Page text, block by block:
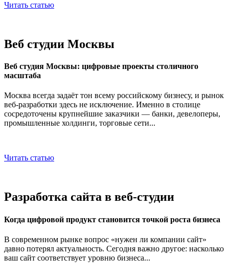
Читать статью
Веб студии Москвы
Веб студия Москвы: цифровые проекты столичного
масштаба
Москва всегда задаёт тон всему российскому бизнесу, и рынок
веб-разработки здесь не исключение. Именно в столице
сосредоточены крупнейшие заказчики — банки, девелоперы,
промышленные холдинги, торговые сети...
Читать статью
Разработка сайта в веб-студии
Когда цифровой продукт становится точкой роста бизнеса
В современном рынке вопрос «нужен ли компании сайт»
давно потерял актуальность. Сегодня важно другое: насколько
ваш сайт соответствует уровню бизнеса...